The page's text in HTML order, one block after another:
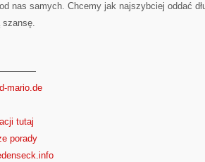
nas samych. Chcemy jak najszybciej oddać
szansę.
mario.de
tutaj
porady